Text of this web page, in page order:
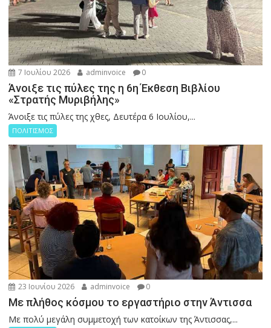
7 Ιουλίου 2026 adminvoice 0
Άνοιξε τις πύλες της η 6η Έκθεση Βιβλίου
«Στρατής Μυριβήλης»
Άνοιξε τις πύλες της χθες, Δευτέρα 6 Ιουλίου,...
ΠΟΛΙΤΙΣΜΟΣ
23 Ιουνίου 2026 adminvoice 0
Με πλήθος κόσμου το εργαστήριο στην Άντισσα
Με πολύ μεγάλη συμμετοχή των κατοίκων της Άντισσας,...